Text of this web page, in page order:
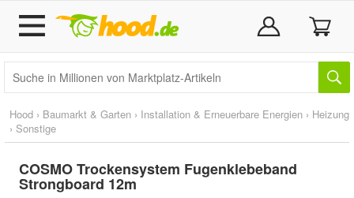
Hood › Baumarkt & Garten › Installation & Erneuerbare Energien › Heizung
› Sonstige
COSMO Trockensystem Fugenklebeband
Strongboard 12m